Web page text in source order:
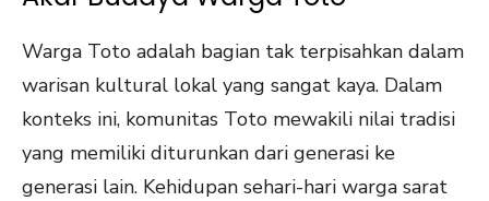
Warga Toto adalah bagian tak terpisahkan dalam
warisan kultural lokal yang sangat kaya. Dalam
konteks ini, komunitas Toto mewakili nilai tradisi
yang memiliki diturunkan dari generasi ke
generasi lain. Kehidupan sehari-hari warga sarat